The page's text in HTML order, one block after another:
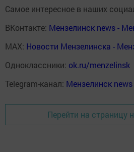
Самое интересное в наших
ВКонтакте: Мензелинск news -
MAX: Новости Мензелинска -
Одноклассники: ok.ru/menzelinsk
Telegram-канал: Мензелинск
Перейти на страницу